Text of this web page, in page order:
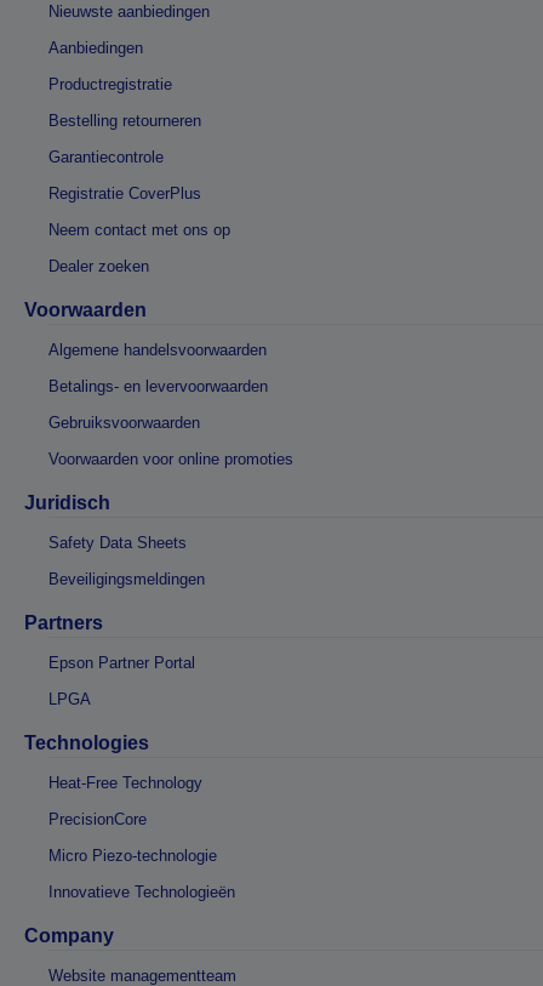
Nieuwste aanbiedingen
Aanbiedingen
Productregistratie
Bestelling retourneren
Garantiecontrole
Registratie CoverPlus
Neem contact met ons op
Dealer zoeken
Voorwaarden
Algemene handelsvoorwaarden
Betalings- en levervoorwaarden
Gebruiksvoorwaarden
Voorwaarden voor online promoties
Juridisch
Safety Data Sheets
Beveiligingsmeldingen
Partners
Epson Partner Portal
LPGA
Technologies
Heat-Free Technology
PrecisionCore
Micro Piezo-technologie
Innovatieve Technologieën
Company
Website managementteam